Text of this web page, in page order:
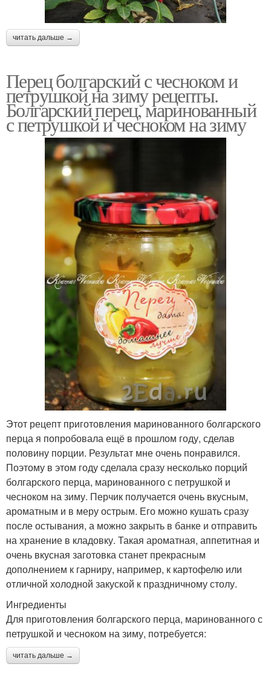
читать дальше →
Перец болгарский с чесноком и
петрушкой на зиму рецепты.
Болгарский перец, маринованный
с петрушкой и чесноком на зиму
Этот рецепт приготовления маринованного болгарского
перца я попробовала ещё в прошлом году, сделав
половину порции. Результат мне очень понравился.
Поэтому в этом году сделала сразу несколько порций
болгарского перца, маринованного с петрушкой и
чесноком на зиму. Перчик получается очень вкусным,
ароматным и в меру острым. Его можно кушать сразу
после остывания, а можно закрыть в банке и отправить
на хранение в кладовку. Такая ароматная, аппетитная и
очень вкусная заготовка станет прекрасным
дополнением к гарниру, например, к картофелю или
отличной холодной закуской к праздничному столу.
Ингредиенты
Для приготовления болгарского перца, маринованного с
петрушкой и чесноком на зиму, потребуется:
читать дальше →